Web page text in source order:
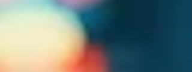
perto culturas que influenciam
tendências no mundo inteiro.